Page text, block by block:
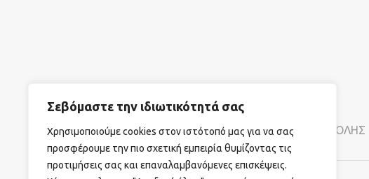
Σεβόμαστε την ιδιωτικότητά σας
Χρησιμοποιούμε cookies στον ιστότοπό μας για να σας
προσφέρουμε την πιο σχετική εμπειρία θυμίζοντας τις
προτιμήσεις σας και επαναλαμβανόμενες επισκέψεις.
ΣΧΕΤΙΚΑ ΜΕ ΕΜΑΣ ΟΡΟΙ ΧΡΗΣΗΣ ΤΡΟΠΟΙ ΑΠΟΣΤΟΛΗΣ